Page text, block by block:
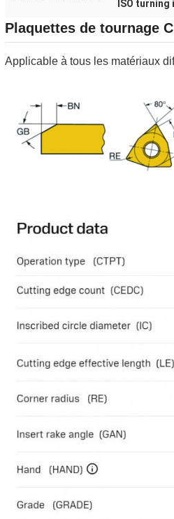
ISO
Plaquettes de tournage
Applicable à tous les matériaux